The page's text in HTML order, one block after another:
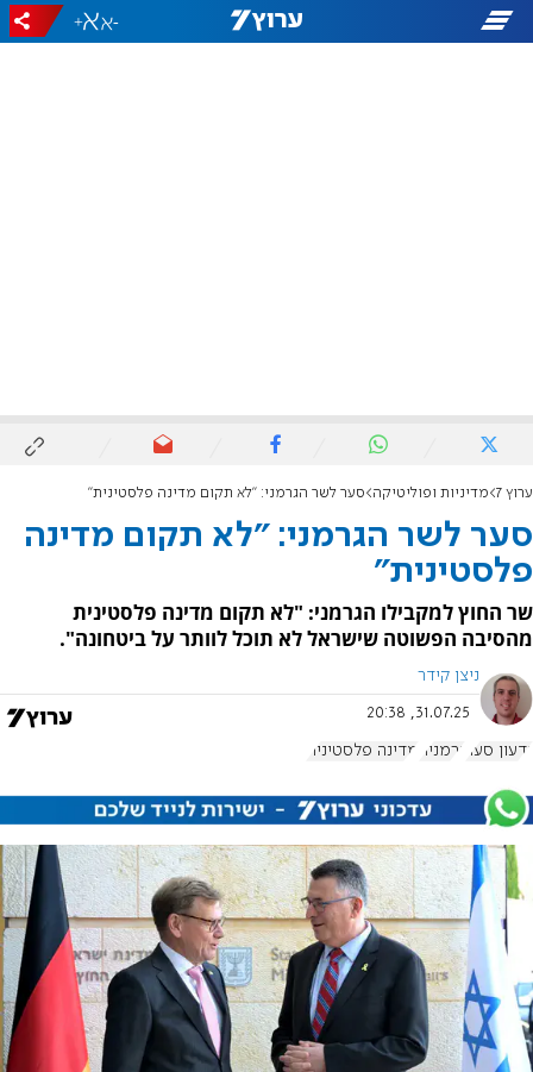
-
+
ערוץ 7 מדיניות ופוליטיקה סער לשר הגרמני: "לא תקום מדינה פלסטינית"
סער לשר הגרמני: "לא תקום מדינה
פלסטינית"
שר החוץ למקבילו הגרמני: "לא תקום מדינה פלסטינית
מהסיבה הפשוטה שישראל לא תוכל לוותר על ביטחונה".
ניצן קידר
31.07.25, 20:38
גדעון סער גרמניה מדינה פלסטינית